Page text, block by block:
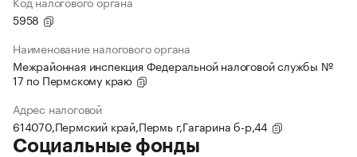
5958
Наименование налогового органа
Межрайонная инспекция Федеральной налоговой службы №
17 по Пермскому краю
Адрес налоговой
614070,Пермский край,Пермь г,Гагарина б-р,44
Социальные фонды